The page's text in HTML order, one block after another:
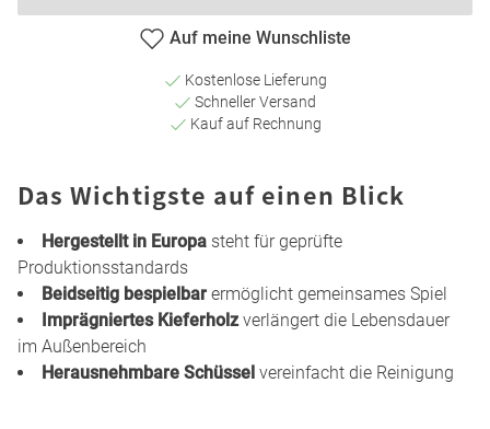
Auf meine Wunschliste
Kostenlose Lieferung
Schneller Versand
Kauf auf Rechnung
Das Wichtigste auf einen Blick
Hergestellt in Europa steht für geprüfte
Produktionsstandards
Beidseitig bespielbar ermöglicht gemeinsames Spiel
Imprägniertes Kieferholzverlängert die Lebensdauer
im Außenbereich
Herausnehmbare Schüssel vereinfacht die Reinigung